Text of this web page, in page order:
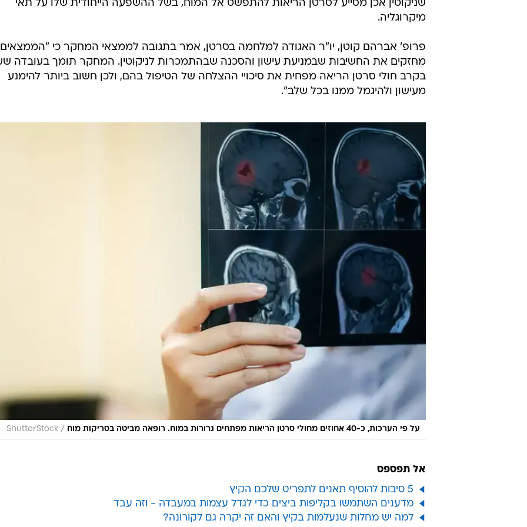
שניקוטין אכן מסייע לסרטן הריאות להתפשט אל המוח, בשל ההשפעה הייחודית שלו על תאי
מיקרוגליה.
פרופ' אברהם קוטן, יו"ר האגודה למלחמה בסרטן, אמר בתגובה לממצאי המחקר כי "הממצאים
מחזקים את החשיבות שבמניעת עישון והסכנה שבהתמכרות לניקוטין. המחקר תומך בעובדה
בקרב חולי סרטן הריאה מפחית את סיכויי ההצלחה של הטיפול בהם, ולכן חשוב ביותר להימנע
מעישון ולהיגמל ממנו בכל שלב".
על פי הערכות, כ-40 אחוזים מחולי סרטן הריאות מפתחים גרורות במוח. רופאה מביטה בסריקות מוח /
ShutterStock
אל תפספס
5 סיבות להוסיף תאנים לתפריט שלכם הקיץ
מדענים השתמשו בקליפות ביצים כדי לגדל עצמות במעבדה - וזה עבד
למה יש מחלות שנעלמות בקיץ והאם זה יקרה גם לקורונה?